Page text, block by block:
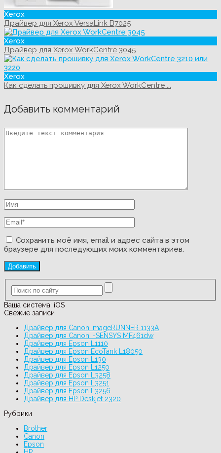
Xerox
Драйвер для Xerox VersaLink B7025
Xerox
Драйвер для Xerox WorkCentre 3045
Xerox
Как сделать прошивку для Xerox WorkCentre ...
Добавить комментарий
Сохранить моё имя, email и адрес сайта в этом
браузере для последующих моих комментариев.
Ваша система: iOS
Свежие записи
Драйвер для Canon imageRUNNER 1133A
Драйвер для Canon i-SENSYS MF461dw
Драйвер для Epson L1110
Драйвер для Epson EcoTank L18050
Драйвер для Epson L130
Драйвер для Epson L1250
Драйвер для Epson L3258
Драйвер для Epson L3251
Драйвер для Epson L3256
Драйвер для HP Deskjet 2320
Рубрики
Brother
Canon
Epson